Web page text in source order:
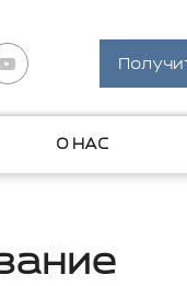
О НАС